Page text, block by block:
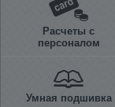
Расчеты с
персоналом
Умная подшивка